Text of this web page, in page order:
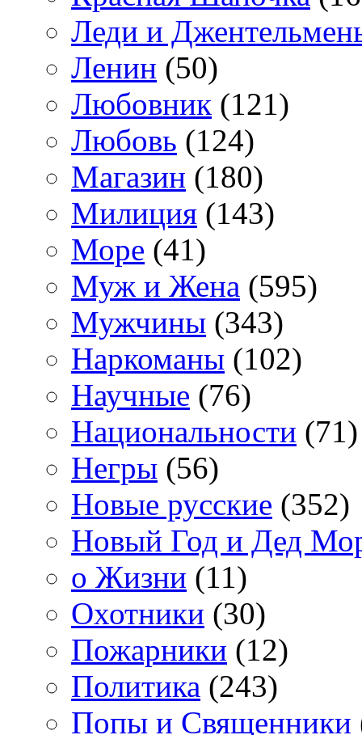
Леди и
Ленин (50)
Любовник (121)
Любовь (124)
Магазин (180)
Милиция (143)
Море (41)
Муж и Жена (595)
Мужчины (343)
Наркоманы (102)
Научные (76)
Национальности (71)
Негры (56)
Новые русские (352)
Новый Год и Дед
о Жизни (11)
Охотники (30)
Пожарники (12)
Политика (243)
Попы и Священники